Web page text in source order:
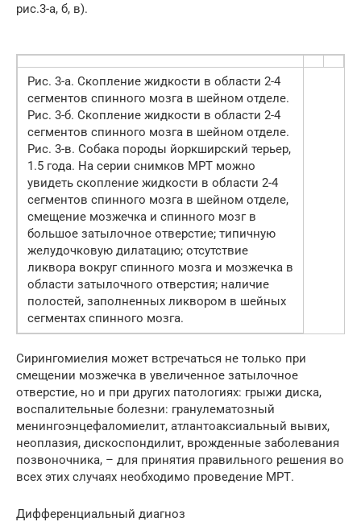
рис.3-а, б, в).
Рис. 3-а. Скопление жидкости в области 2-4
сегментов спинного мозга в шейном отделе.
Рис. 3-б. Скопление жидкости в области 2-4
сегментов спинного мозга в шейном отделе.
Рис. 3-в. Собака породы йоркширский терьер,
1.5 года. На серии снимков МРТ можно
увидеть скопление жидкости в области 2-4
сегментов спинного мозга в шейном отделе,
смещение мозжечка и спинного мозг в
большое затылочное отверстие; типичную
желудочковую дилатацию; отсутствие
ликвора вокруг спинного мозга и мозжечка в
области затылочного отверстия; наличие
полостей, заполненных ликвором в шейных
сегментах спинного мозга.
Сирингомиелия может встречаться не только при
смещении мозжечка в увеличенное затылочное
отверстие, но и при других патологиях: грыжи диска,
воспалительные болезни: гранулематозный
менингоэнцефаломиелит, атлантоаксиальный вывих,
неоплазия, дискоспондилит, врожденные заболевания
позвоночника, – для принятия правильного решения во
всех этих случаях необходимо проведение МРТ.
Дифференциальный диагноз